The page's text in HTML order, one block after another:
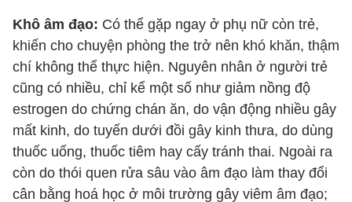
Khô âm đạo: Có thể gặp ngay ở phụ nữ còn trẻ,
khiến cho chuyện phòng the trở nên khó khăn, thậm
chí không thể thực hiện. Nguyên nhân ở người trẻ
cũng có nhiều, chỉ kể một số như giảm nồng độ
estrogen do chứng chán ăn, do vận động nhiều gây
mất kinh, do tuyến dưới đồi gây kinh thưa, do dùng
thuốc uống, thuốc tiêm hay cấy tránh thai. Ngoài ra
còn do thói quen rửa sâu vào âm đạo làm thay đổi
cân bằng hoá học ở môi trường gây viêm âm đạo;